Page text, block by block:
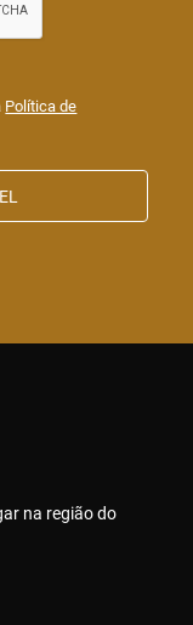
Política de
na região do